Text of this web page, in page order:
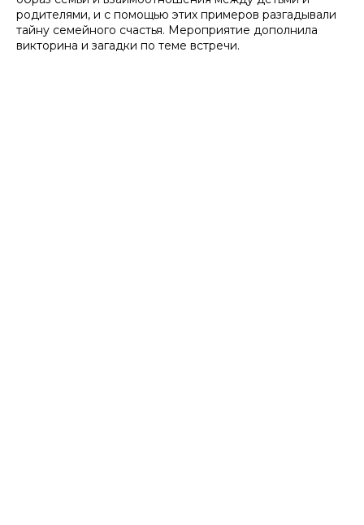
родителями, и с помощью этих примеров разгадывали
тайну семейного счастья. Мероприятие дополнила
викторина и загадки по теме встречи.